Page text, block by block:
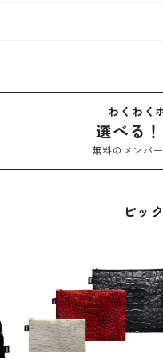
わくわく
選べる
無料のメンバ
ピッ